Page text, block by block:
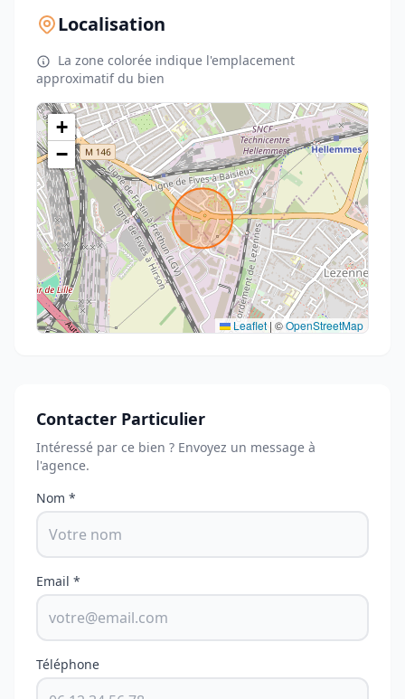
Localisation
La zone colorée indique l'emplacement
approximatif du bien
+
−
Leaflet | ©OpenStreetMap
Contacter Particulier
Intéressé par ce bien ? Envoyez un message à
l'agence.
Nom *
Email *
Téléphone